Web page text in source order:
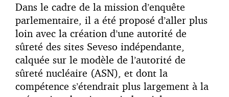
Dans le cadre de la mission d’enquête
parlementaire, il a été proposé d’aller plus
loin avec la création d’une autorité de
sûreté des sites Seveso indépendante,
calquée sur le modèle de l’autorité de
sûreté nucléaire (ASN), et dont la
compétence s’étendrait plus largement à la